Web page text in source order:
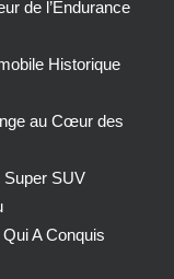
de l’Endurance
Historique
au Cœur des
Super SUV
A Conquis